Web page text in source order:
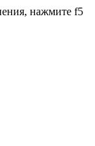
нажмите f5